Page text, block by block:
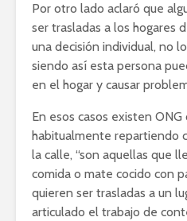
Por otro lado aclaró que
ser trasladas a los hogares
una decisión individual, no
siendo así esta persona
en el hogar y causar
En esos casos existen ONG
habitualmente repartiendo
la calle, “son aquellas que
comida o mate cocido con
quieren ser trasladas a un
articulado el trabajo de